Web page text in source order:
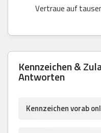
Vertraue auf
Kennzeichen &
Antworten
Kennzeichen vorab